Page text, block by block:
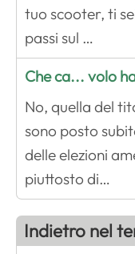
tuo scooter, ti
passi sul …
Che ca... volo
No, quella del
sono posto
delle elezioni
piuttosto di…
Indietro nel